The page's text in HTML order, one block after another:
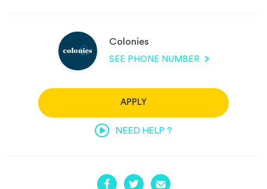
Colonies
SEE PHONE NUMBER
APPLY
NEED HELP ?